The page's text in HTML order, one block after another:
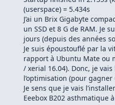
(userspace) = 5.434s
J’ai un Brix Gigabyte
un SSD et 8 G de RAM. Je
jours (depuis des années
Je suis époustouflé par la
rapport à Ubuntu Mate ou
/ xerial 16.04). Donc, je
l’optimisation (pour
Je sens que je vais
Eeebox B202 asthmatique